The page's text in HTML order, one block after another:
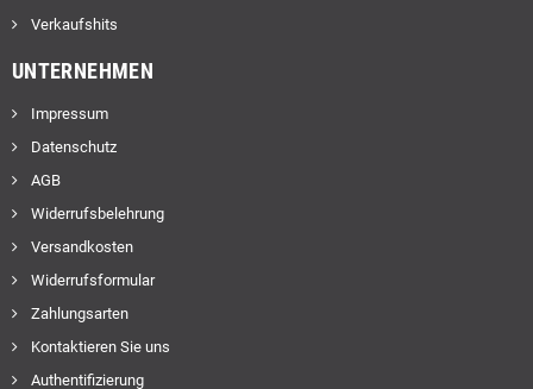
Verkaufshits
UNTERNEHMEN
Impressum
Datenschutz
AGB
Widerrufsbelehrung
Versandkosten
Widerrufsformular
Zahlungsarten
Kontaktieren Sie uns
Authentifizierung